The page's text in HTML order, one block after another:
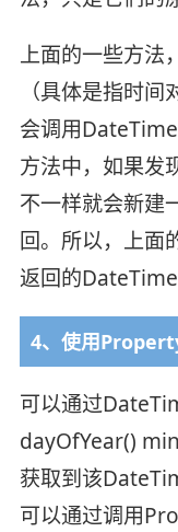
上面的一些方法
（具体是指时
会调用
方法中，如果发
不一样就会新建
回。所以，上面
返回的
4、使用
可以通过
dayOfYear()
获取到该
可以通过调用